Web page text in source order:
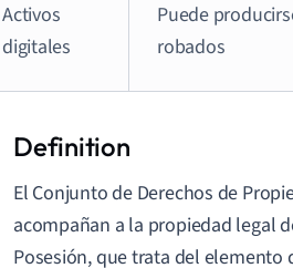
Activos
digitales
Puede
robados
El Conjunto de Derechos de
acompañan a la propiedad legal
Posesión, que trata del elemento